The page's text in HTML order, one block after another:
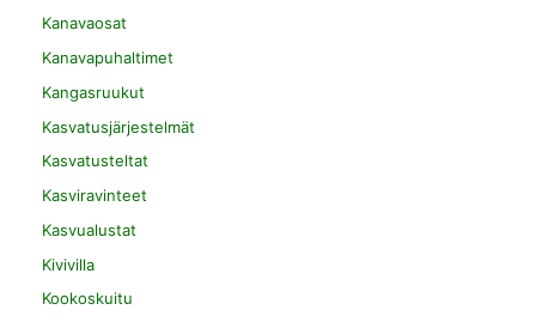
Kanavaosat
Kanavapuhaltimet
Kangasruukut
Kasvatusjärjestelmät
Kasvatusteltat
Kasviravinteet
Kasvualustat
Kivivilla
Kookoskuitu